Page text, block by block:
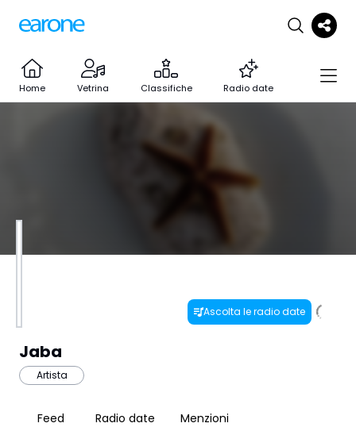
Home Vetrina Classifiche Radio date
Ascolta le radio date
Jaba
Artista
Feed Radio date Menzioni